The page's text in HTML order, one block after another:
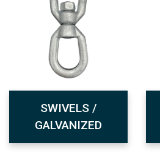
SWIVELS /
GALVANIZED